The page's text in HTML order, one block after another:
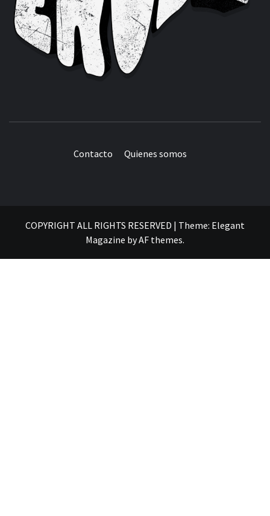
Contacto Quienes somos
COPYRIGHT ALL RIGHTS RESERVED | Theme: Elegant
Magazine byAF themes.